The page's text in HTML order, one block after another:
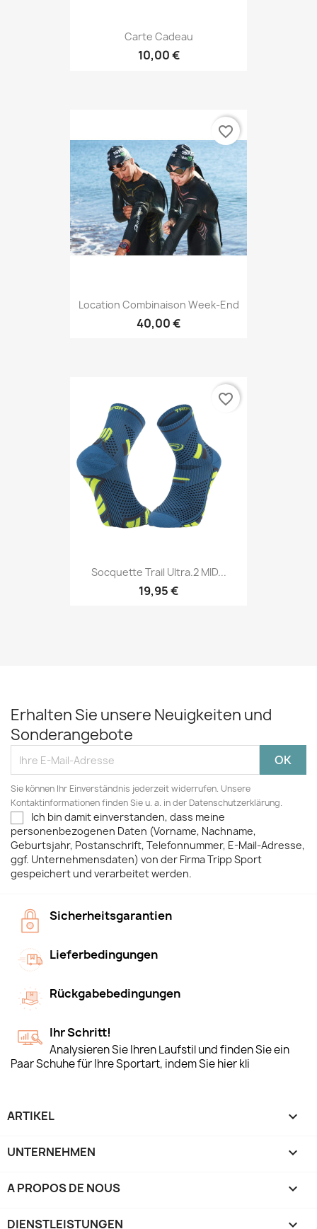
Carte Cadeau
10,00 €
Location Combinaison Week-End
40,00 €
favorite_border
Socquette Trail Ultra.2 MID...
19,95 €
favorite_border
Erhalten Sie unsere Neuigkeiten und
Sonderangebote
Sie können Ihr Einverständnis jederzeit widerrufen. Unsere
Kontaktinformationen finden Sie u. a. in der Datenschutzerklärung.
Ich bin damit einverstanden, dass meine
personenbezogenen Daten (Vorname, Nachname,
Geburtsjahr, Postanschrift, Telefonnummer, E-Mail-Adresse,
ggf. Unternehmensdaten) von der Firma Tripp Sport
gespeichert und verarbeitet werden.
Sicherheitsgarantien
Lieferbedingungen
Rückgabebedingungen
Ihr Schritt!
Analysieren Sie Ihren Laufstil und finden Sie ein
Paar Schuhe für Ihre Sportart, indem Sie hier kli
ARTIKEL 
UNTERNEHMEN 
A PROPOS DE NOUS 
DIENSTLEISTUNGEN 